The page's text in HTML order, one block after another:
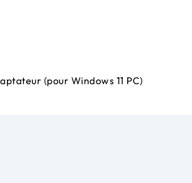
(pour Windows 11 PC)